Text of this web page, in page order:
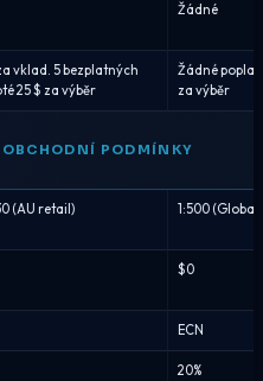
Žádné
vklad. 5 bezplatných
25 $ za výběr
Žádné
za výběr
OBCHODNÍ PODMÍNKY
(AU retail) 1:500
$0
ECN
20%